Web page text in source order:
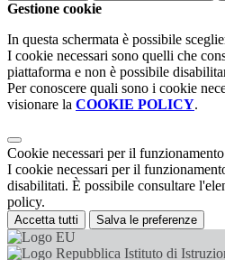
Gestione cookie
In questa schermata è possibile
I cookie necessari sono quelli che
piattaforma e non è possibile
Per conoscere quali sono i cookie
visionare la COOKIE POLICY.
Cookie necessari per il funzionamento
I cookie necessari per il
disabilitati. È possibile consultare
policy.
Accetta tutti Salva le preferenze
Istituto di